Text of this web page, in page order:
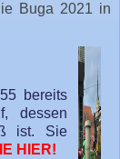
Buga 2021 in
bereits
dessen
ist. Sie
HIER!